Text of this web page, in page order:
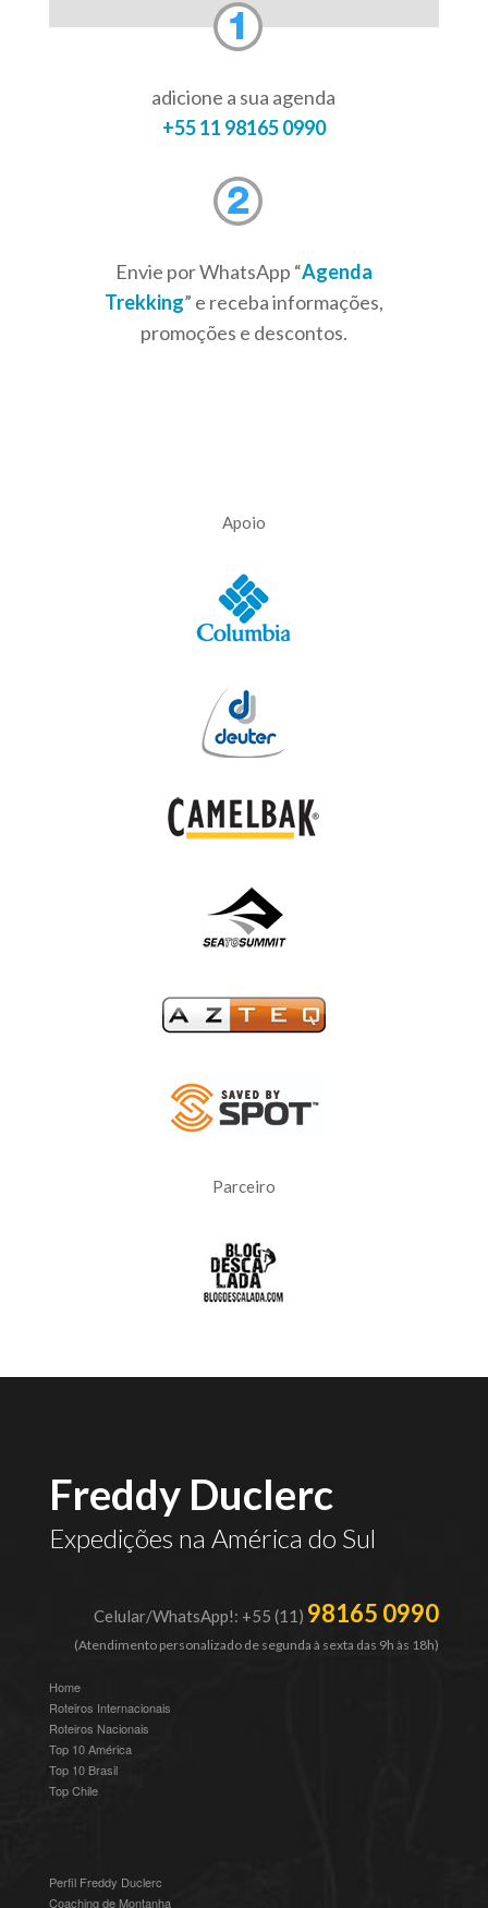
adicione a sua agenda
+55 11 98165 0990
Envie por WhatsApp “Agenda
Trekking” e receba informações,
promoções e descontos.
Apoio
Parceiro
Freddy Duclerc
Expedições na América do Sul
Celular/WhatsApp!: +55 (11) 98165 0990
(Atendimento personalizado de segunda à sexta das 9h às 18h)
Home
Roteiros Internacionais
Roteiros Nacionais
Top 10 América
Top 10 Brasil
Top Chile
Perfil Freddy Duclerc
Coaching de Montanha